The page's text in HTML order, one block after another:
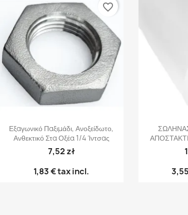
Γρήγορη προβολή
Εξαγωνικό Παξιμάδι, Ανοξείδωτο,
Ανθεκτικό Στα Οξέα 1/4 Ίντσας
7,52 zł
1,83 €tax incl.
favorite_border
